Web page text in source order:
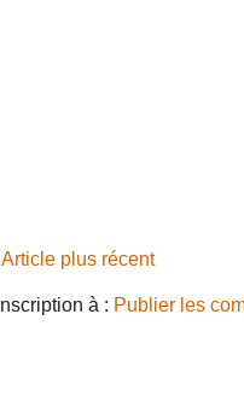
Article plus récent
Inscription à : Publier les